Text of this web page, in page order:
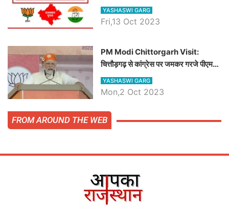
सबसे लोकप्रिय चेहरा कौनसा ?
YASHASWI GARG
Fri,13 Oct 2023
PM Modi Chittorgarh Visit:
चित्तौड़गढ़ से कांग्रेस पर जमकर गरजे पीएम
मोदी, जाने प्रधानमंत्री के भाषण की बड़ी
बातें, देखें वीडियो
YASHASWI GARG
Mon,2 Oct 2023
FROM AROUND THE WEB